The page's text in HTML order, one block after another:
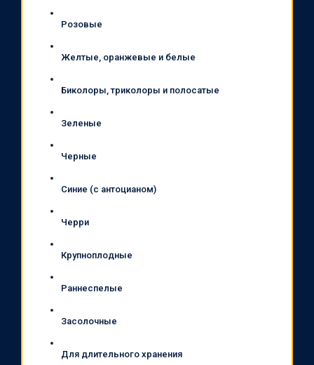
Розовые
Желтые, оранжевые и белые
Биколоры, триколоры и полосатые
Зеленые
Черные
Синие (с антоцианом)
Черри
Крупноплодные
Раннеспелые
Засолочные
Для длительного хранения